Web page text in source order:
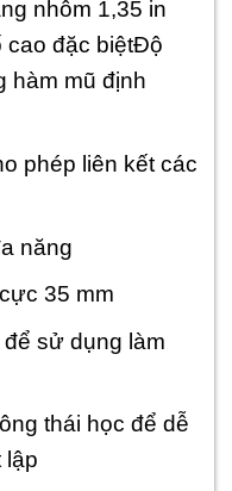
nhôm 1,35 in
cao đặc biệtĐộ
hàm mũ định
phép liên kết các
năng
35 mm
sử dụng làm
thái học để dễ
lập